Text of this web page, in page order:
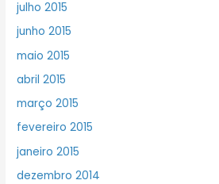
julho 2015
junho 2015
maio 2015
abril 2015
março 2015
fevereiro 2015
janeiro 2015
dezembro 2014